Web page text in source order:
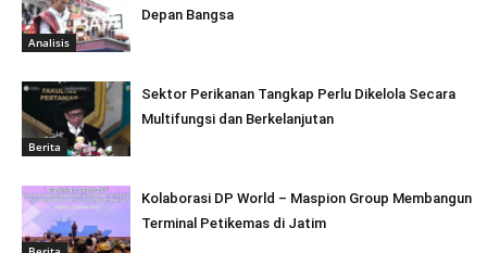
Analisis
Depan Bangsa
Berita
Sektor Perikanan Tangkap Perlu Dikelola Secara
Multifungsi dan Berkelanjutan
Kolaborasi DP World – Maspion Group Membangun
Terminal Petikemas di Jatim